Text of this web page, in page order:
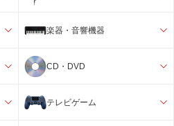
楽器・音響機器
CD・DVD
テレビゲーム